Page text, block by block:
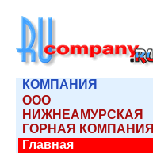
КОМПАНИЯ
ООО
НИЖНЕАМУРСКАЯ
ГОРНАЯ КОМПАНИЯ
Главная